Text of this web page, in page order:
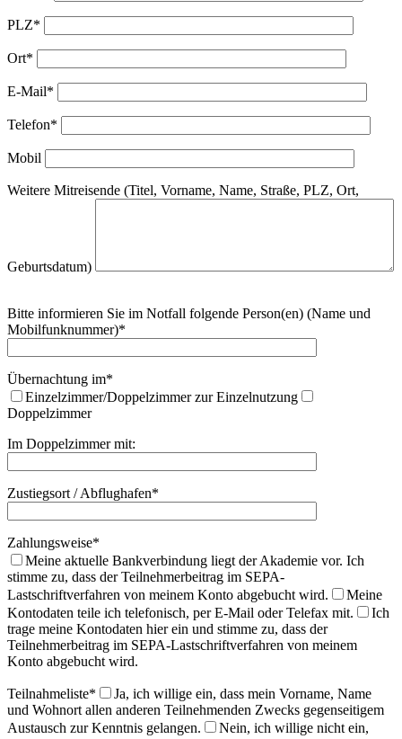
PLZ*
Ort*
E-Mail*
Telefon*
Mobil
Weitere Mitreisende (Titel, Vorname, Name, Straße, PLZ, Ort,
Geburtsdatum)
Bitte informieren Sie im Notfall folgende Person(en) (Name und
Mobilfunknummer)*
Übernachtung im*
Einzelzimmer/Doppelzimmer zur Einzelnutzung
Doppelzimmer
Im Doppelzimmer mit:
Zustiegsort / Abflughafen*
Zahlungsweise*
Meine aktuelle Bankverbindung liegt der Akademie vor. Ich
stimme zu, dass der Teilnehmerbeitrag im SEPA-
Lastschriftverfahren von meinem Konto abgebucht wird.
Meine
Kontodaten teile ich telefonisch, per E-Mail oder Telefax mit.
Ich
trage meine Kontodaten hier ein und stimme zu, dass der
Teilnehmerbeitrag im SEPA-Lastschriftverfahren von meinem
Konto abgebucht wird.
Teilnahmeliste*
Ja, ich willige ein, dass mein Vorname, Name
und Wohnort allen anderen Teilnehmenden Zwecks gegenseitigem
Austausch zur Kenntnis gelangen.
Nein, ich willige nicht ein,